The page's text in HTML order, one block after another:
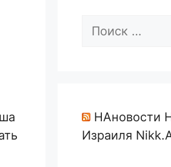
Поиск:
НАновости
Израиля